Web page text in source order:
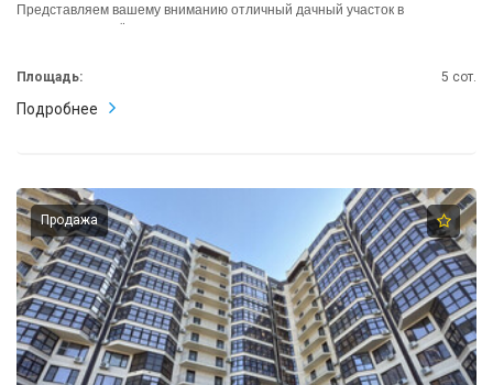
Представляем вашему вниманию отличный дачный участок в
живописном посёлке, все...
Площадь: 5 сот.
Подробнее
Продажа